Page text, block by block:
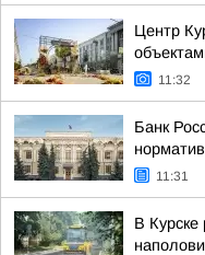
Центр
11:32
Банк
11:31
В